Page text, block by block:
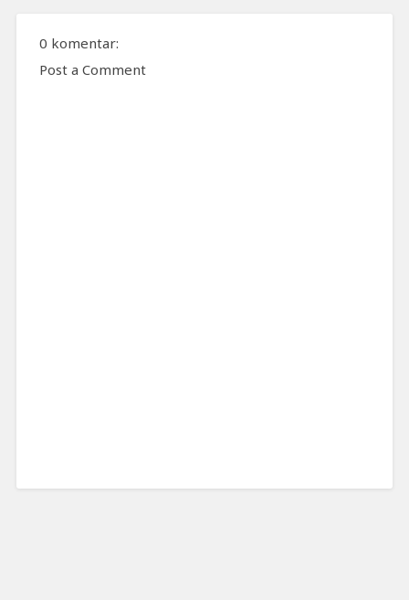
0 komentar:
Post a Comment